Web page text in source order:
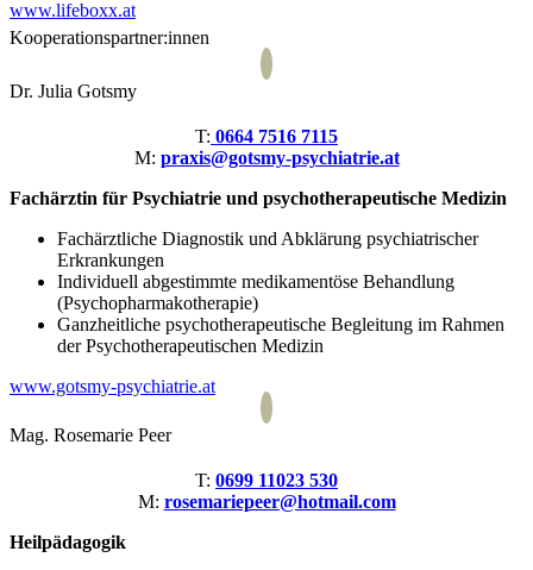
www.lifeboxx.at
Kooperationspartner:innen
Dr. Julia Gotsmy
T: 0664 7516 7115
M: praxis@gotsmy-psychiatrie.at
Fachärztin für Psychiatrie und psychotherapeutische Medizin
Fachärztliche Diagnostik und Abklärung psychiatrischer
Erkrankungen
Individuell abgestimmte medikamentöse Behandlung
(Psychopharmakotherapie)
Ganzheitliche psychotherapeutische Begleitung im Rahmen
der Psychotherapeutischen Medizin
www.gotsmy-psychiatrie.at
Mag. Rosemarie Peer
T: 0699 11023 530
M: rosemariepeer@hotmail.com
Heilpädagogik